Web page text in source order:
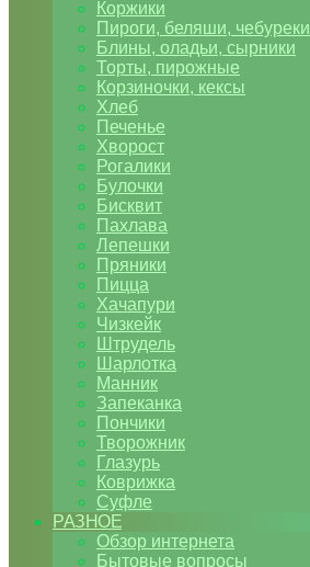
Коржики
Пироги, беляши, чебуреки
Блины, оладьи, сырники
Торты, пирожные
Корзиночки, кексы
Хлеб
Печенье
Хворост
Рогалики
Булочки
Бисквит
Пахлава
Лепешки
Пряники
Пицца
Хачапури
Чизкейк
Штрудель
Шарлотка
Манник
Запеканка
Пончики
Творожник
Глазурь
Коврижка
Суфле
РАЗНОЕ
Обзор интернета
Бытовые вопросы